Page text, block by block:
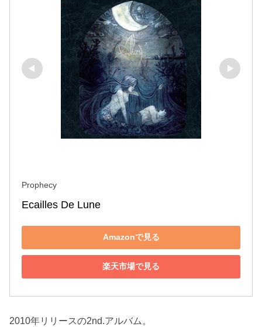
Prophecy
Ecailles De Lune
Amazonで見る
楽天市場で見る
2010年リリースの2nd.アルバム。